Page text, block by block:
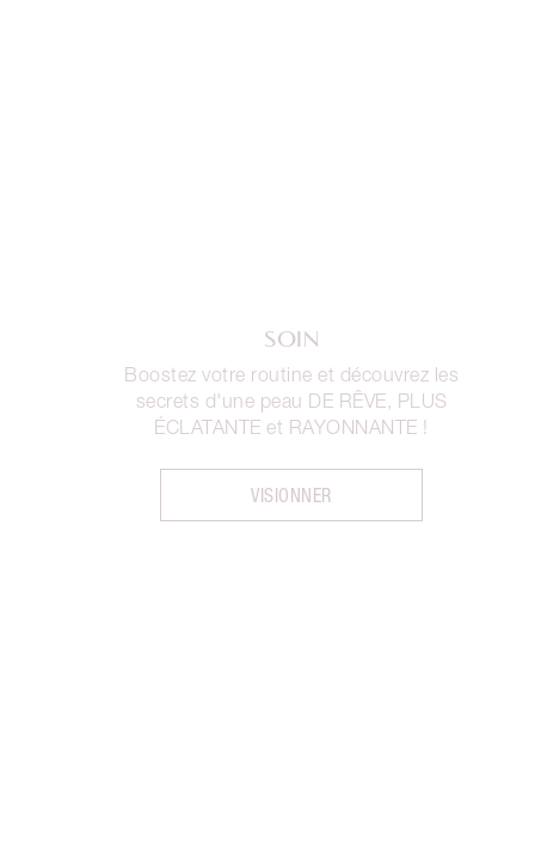
SOIN
Boostez votre routine et découvrez les
secrets d'une peau DE RÊVE, PLUS
ÉCLATANTE et RAYONNANTE !
VISIONNER